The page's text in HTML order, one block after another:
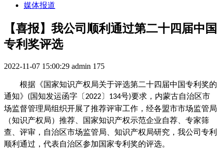
媒体报道
【喜报】我公司顺利通过第二十四届中国
专利奖评选
2022-11-07 15:00:29 admin 175
根据《国家知识产权局关于评选第二十四届中国专利奖的
通知》 (国知发运函字〔2022〕 134号)要求，内蒙古自治区市
场监督管理局组织开展了推荐评审工作，经各盟市市场监管局
（知识产权局）推荐、国家知识产权示范企业自荐、专家筛
查、评审，自治区市场监管局、知识产权局研究 ， 我公司专利
顺利通过，代表自治区参加国家专利奖的评选。